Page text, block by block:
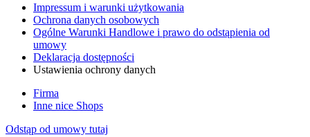
Impressum i warunki użytkowania
Ochrona danych osobowych
Ogólne Warunki Handlowe i prawo do odstąpienia od
umowy
Deklaracja dostępności
Ustawienia ochrony danych
Firma
Inne nice Shops
Odstąp od umowy tutaj